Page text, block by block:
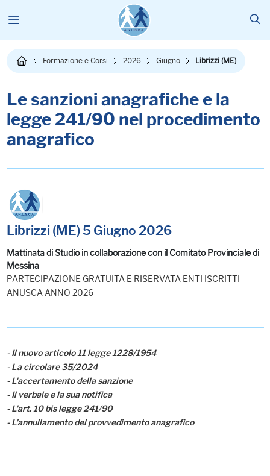
Formazione e Corsi 2026 Giugno Librizzi (ME)
Le sanzioni anagrafiche e la
legge 241/90 nel procedimento
anagrafico
Librizzi (ME) 5 Giugno 2026
Mattinata di Studio in collaborazione con il Comitato Provinciale di
Messina
PARTECIPAZIONE GRATUITA E RISERVATA ENTI ISCRITTI
ANUSCA ANNO 2026
- Il nuovo articolo 11 legge 1228/1954
- La circolare 35/2024
- L'accertamento della sanzione
- Il verbale e la sua notifica
- L'art. 10 bis legge 241/90
- L'annullamento del provvedimento anagrafico